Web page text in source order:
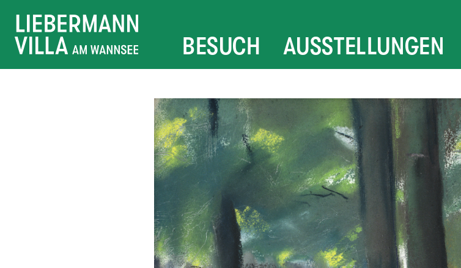
BESUCH
VERMITTLUNG & FÜHRUNGEN
VERANSTALTUNGEN
AUSSTELLUNGEN
ARCHIV